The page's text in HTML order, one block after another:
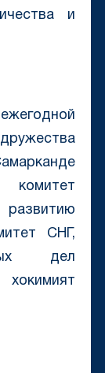
и
комитет
СНГ,
дел